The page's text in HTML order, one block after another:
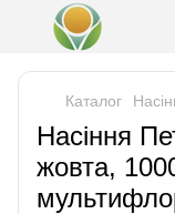
Каталог
Насіння
жовта,